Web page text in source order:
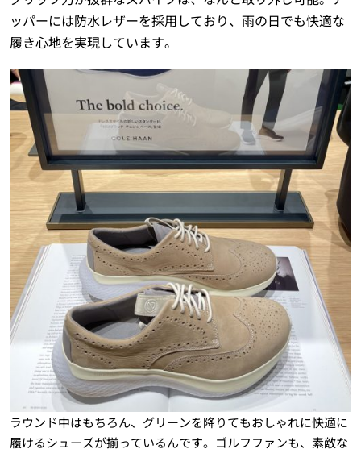
ッパーには防水レザーを採用しており、雨の日でも快適な
履き心地を実現しています。
ラウンド中はもちろん、グリーンを降りてもおしゃれに快適に
履けるシューズが揃っているんです。ゴルフファンも、素敵な